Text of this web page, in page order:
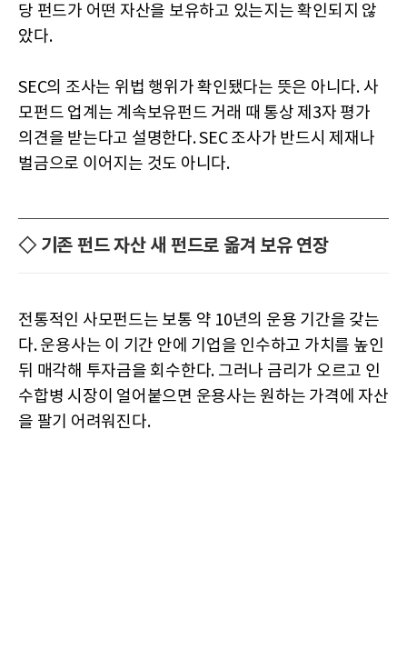
당 펀드가 어떤 자산을 보유하고 있는지는 확인되지 않
았다.
SEC의 조사는 위법 행위가 확인됐다는 뜻은 아니다. 사
모펀드 업계는 계속보유펀드 거래 때 통상 제3자 평가
의견을 받는다고 설명한다. SEC 조사가 반드시 제재나
벌금으로 이어지는 것도 아니다.
◇ 기존 펀드 자산 새 펀드로 옮겨 보유 연장
전통적인 사모펀드는 보통 약 10년의 운용 기간을 갖는
다. 운용사는 이 기간 안에 기업을 인수하고 가치를 높인
뒤 매각해 투자금을 회수한다. 그러나 금리가 오르고 인
수합병 시장이 얼어붙으면 운용사는 원하는 가격에 자산
을 팔기 어려워진다.